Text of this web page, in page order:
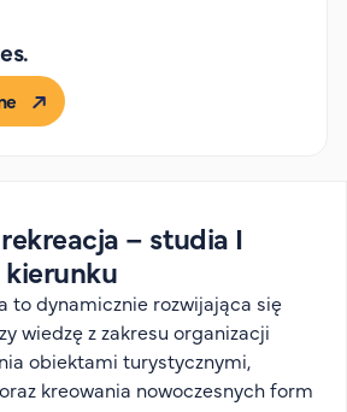
AHE
studia
na studia
– studia I
to dynamicznie rozwijająca się
wiedzę z zakresu organizacji
obiektami turystycznymi,
kreowania nowoczesnych form